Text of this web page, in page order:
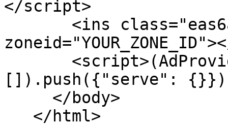
</script>
[]).push({"serve":